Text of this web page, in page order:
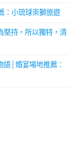
：小琉球崇獅旅遊
持，所以獨特，清
│婚宴場地推薦：